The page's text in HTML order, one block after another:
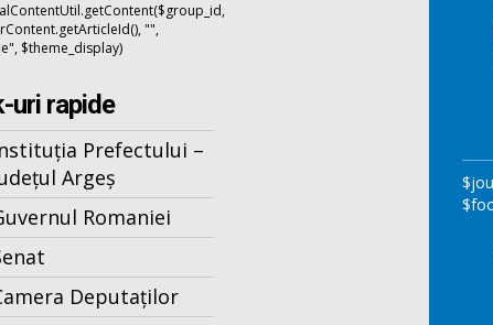
"",
$theme_display)
uri rapide
Prefectului –
Argeș
Romaniei
Deputaților